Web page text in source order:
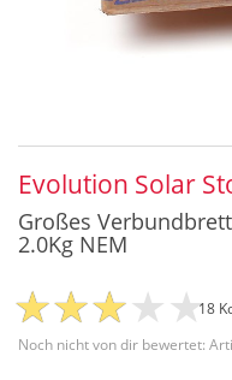
Evolution Solar
Großes
2.0Kg NEM
Noch nicht von dir bewertet:
18